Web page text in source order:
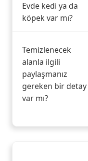
Evde kedi ya da
köpek var mı?
Temizlenecek
alanla ilgili
paylaşmanız
gereken bir detay
var mı?